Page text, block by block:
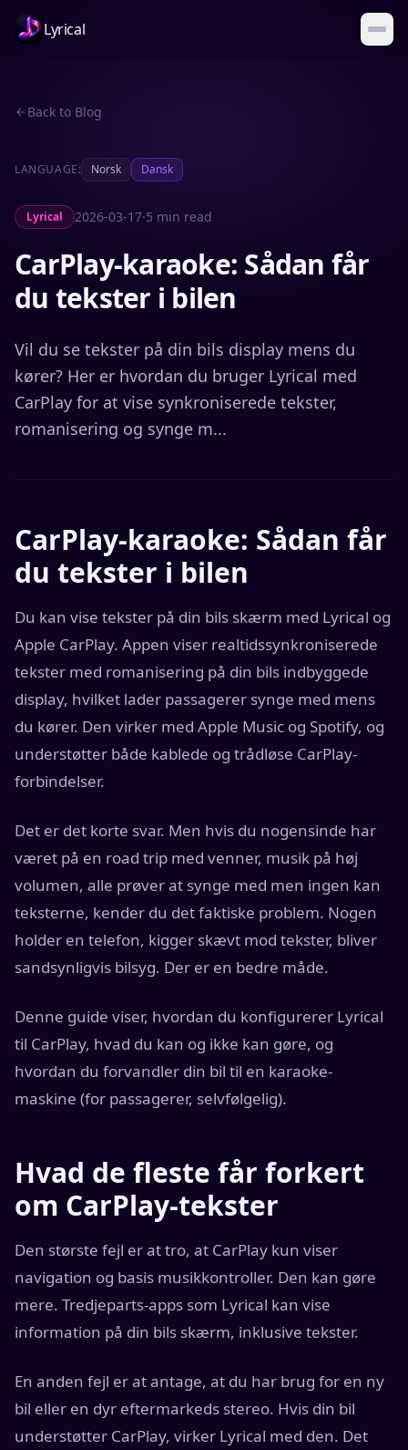
Lyrical
Back to Blog
LANGUAGE: Norsk Dansk
Lyrical 2026-03-17·5 min read
CarPlay-karaoke: Sådan får
du tekster i bilen
Vil du se tekster på din bils display mens du
kører? Her er hvordan du bruger Lyrical med
CarPlay for at vise synkroniserede tekster,
romanisering og synge m...
CarPlay-karaoke: Sådan får
du tekster i bilen
Du kan vise tekster på din bils skærm med Lyrical og
Apple CarPlay. Appen viser realtidssynkroniserede
tekster med romanisering på din bils indbyggede
display, hvilket lader passagerer synge med mens
du kører. Den virker med Apple Music og Spotify, og
understøtter både kablede og trådløse CarPlay-
forbindelser.
Det er det korte svar. Men hvis du nogensinde har
været på en road trip med venner, musik på høj
volumen, alle prøver at synge med men ingen kan
teksterne, kender du det faktiske problem. Nogen
holder en telefon, kigger skævt mod tekster, bliver
sandsynligvis bilsyg. Der er en bedre måde.
Denne guide viser, hvordan du konfigurerer Lyrical
til CarPlay, hvad du kan og ikke kan gøre, og
hvordan du forvandler din bil til en karaoke-
maskine (for passagerer, selvfølgelig).
Hvad de fleste får forkert
om CarPlay-tekster
Den største fejl er at tro, at CarPlay kun viser
navigation og basis musikkontroller. Den kan gøre
mere. Tredjeparts-apps som Lyrical kan vise
information på din bils skærm, inklusive tekster.
En anden fejl er at antage, at du har brug for en ny
bil eller en dyr eftermarkeds stereo. Hvis din bil
understøtter CarPlay, virker Lyrical med den. Det